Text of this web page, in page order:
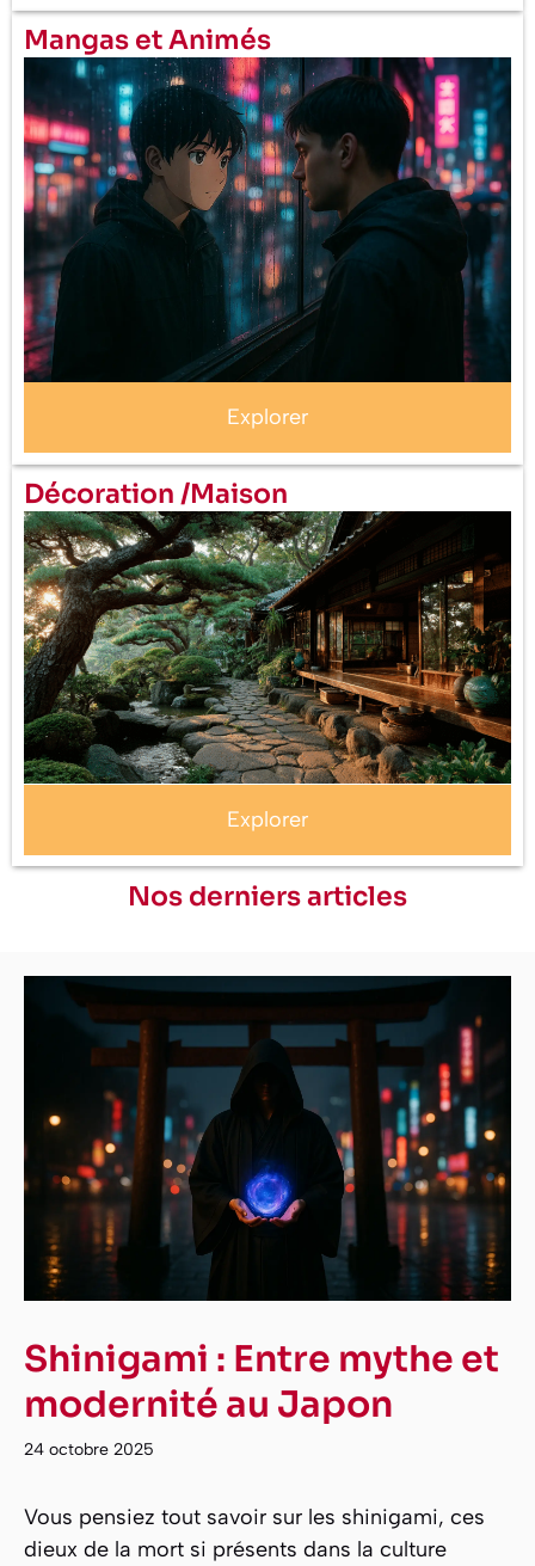
Mangas et Animés
Explorer
Décoration /Maison
Explorer
Nos derniers articles
Shinigami : Entre mythe et
modernité au Japon
24 octobre 2025
Vous pensiez tout savoir sur les shinigami, ces
dieux de la mort si présents dans la culture